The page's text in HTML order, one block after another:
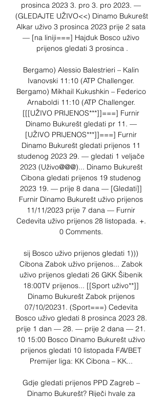
prosinca 2023 3. pro 3. pro 2023. —
(GLEDAJTE UŽIVO<<) Dinamo Bukurešt
Alkar uživo 3 prosinca 2023 prije 2 sata
— [na liniji===] Hajduk Bosco uživo
prijenos gledati 3 prosinca .
Bergamo) Alessio Balestrieri – Kalin
Ivanovski 11:10 (ATP Challenger.
Bergamo) Mikhail Kukushkin – Federico
Arnaboldi 11:10 (ATP Challenger.
[[[UŽIVO PRIJENOS***]]===] Furnir
Dinamo Bukurešt gledati pr 11. —
[UŽIVO PRIJENOS***]]===] Furnir
Dinamo Bukurešt gledati prijenos 11
studenog 2023 29. — gledati 1 veljače
2023 (Uživo@@@)... Dinamo Bukurešt
Cibona gledati prijenos 19 studenog
2023 19. — prije 8 dana — [Gledati]]
Furnir Dinamo Bukurešt uživo prijenos
11/11/2023 prije 7 dana — Furnir
Cedevita uživo prijenos 28 listopada. +.
0 Comments.
sij Bosco uživo prijenos gledati 1)))
Cibona Zabok uživo prijenos... Zabok
uživo prijenos gledati 26 GKK Šibenik
18:00TV prijenos... [[Sport uživo**]]
Dinamo Bukurešt Zabok prijenos
07/10/20231. (Sport===) Cedevita
Bosco uživo gledati 8 prosinca 2023 28.
prije 1 dan — 28. — prije 2 dana — 21.
10 15:00 Bosco Dinamo Bukurešt uživo
prijenos gledati 10 listopada FAVBET
Premijer liga: KK Cibona – KK...
Gdje gledati prijenos PPD Zagreb –
Dinamo Bukurešt? Riječi hvale za